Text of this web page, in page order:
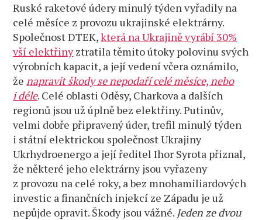
Ruské raketové údery minulý týden vyřadily na
celé měsíce z provozu ukrajinské elektrárny.
Společnost DTEK,která na Ukrajině vyrábí 30%
vší elektřinyztratila těmito útoky polovinu svých
výrobních kapacit, a její vedení včera oznámilo,
ženapravit škody se nepodaří celé měsíce, nebo
i déle. Celé oblasti Oděsy, Charkova a dalších
regionů jsou už úplně bez elektřiny. Putinův,
velmi dobře připravený úder, trefil minulý týden
i státní elektrickou společnost Ukrajiny
Ukrhydroenergo a její ředitel Ihor Syrota přiznal,
že některé jeho elektrárny jsou vyřazeny
z provozu na celé roky, a bez mnohamiliardových
investic a finančních injekcí ze Západu je už
nepůjde opravit. Škody jsou vážné. Jeden ze dvou